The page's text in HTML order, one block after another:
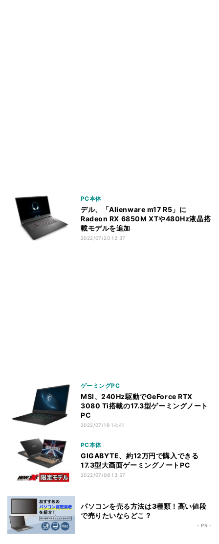
PC本体
デル、「Alienware m17 R5」に
Radeon RX 6850M XTや480Hz液晶搭
載モデルを追加
2022/07/20 12:37
ゲーミングPC
MSI、240Hz駆動でGeForce RTX
3080 Ti搭載の17.3型ゲーミングノート
PC
2022/07/19 14:41
PC本体
GIGABYTE、約12万円で購入できる
17.3型大画面ゲーミングノートPC
2022/07/08 13:57
パソコンを売る方法は3種類！高い値段
で売りたいならどこ？
- PR -